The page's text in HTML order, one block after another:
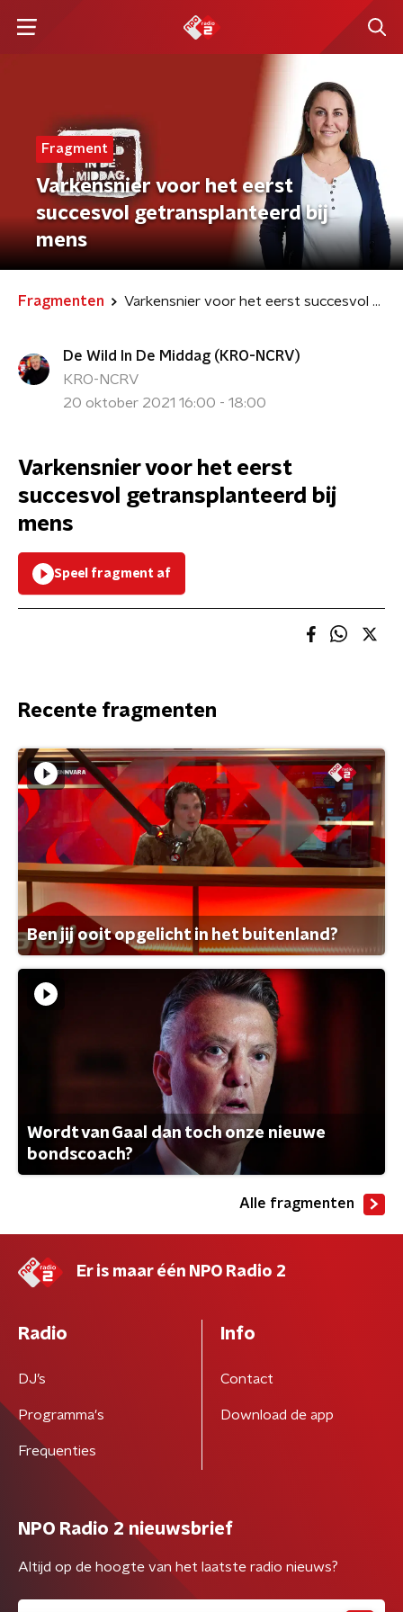
Fragment
Varkensnier voor het eerst
succesvol getransplanteerd bij
mens
Fragmenten Varkensnier voor het eerst succesvol getransplanteerd bij mens
De Wild In De Middag (KRO-NCRV)
KRO-NCRV
20 oktober 2021 16:00 - 18:00
Varkensnier voor het eerst
succesvol getransplanteerd bij
mens
Speel fragment af
Recente fragmenten
Ben jij ooit opgelicht in het buitenland?
Wordt van Gaal dan toch onze nieuwe
bondscoach?
Alle fragmenten
Er is maar één NPO Radio 2
Radio
DJ’s
Programma's
Frequenties
Info
Contact
Download de app
NPO Radio 2 nieuwsbrief
Altijd op de hoogte van het laatste radio nieuws?